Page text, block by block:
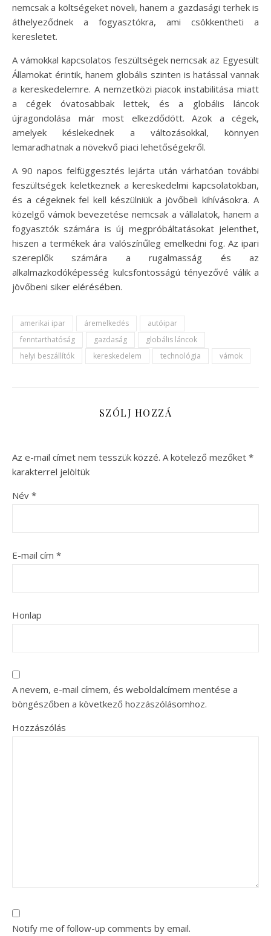
nemcsak a költségeket növeli, hanem a gazdasági terhek is
áthelyeződnek a fogyasztókra, ami csökkentheti a
keresletet.
A vámokkal kapcsolatos feszültségek nemcsak az Egyesült
Államokat érintik, hanem globális szinten is hatással vannak
a kereskedelemre. A nemzetközi piacok instabilitása miatt
a cégek óvatosabbak lettek, és a globális láncok
újragondolása már most elkezdődött. Azok a cégek,
amelyek késlekednek a változásokkal, könnyen
lemaradhatnak a növekvő piaci lehetőségekről.
A 90 napos felfüggesztés lejárta után várhatóan további
feszültségek keletkeznek a kereskedelmi kapcsolatokban,
és a cégeknek fel kell készülniük a jövőbeli kihívásokra. A
közelgő vámok bevezetése nemcsak a vállalatok, hanem a
fogyasztók számára is új megpróbáltatásokat jelenthet,
hiszen a termékek ára valószínűleg emelkedni fog. Az ipari
szereplők számára a rugalmasság és az
alkalmazkodóképesség kulcsfontosságú tényezővé válik a
jövőbeni siker elérésében.
amerikai ipar áremelkedés
autóipar
fenntarthatóság
gazdaság
globális láncok
helyi beszállítók
kereskedelem technológia vámok
SZÓLJ HOZZÁ
Az e-mail címet nem tesszük közzé. A kötelező mezőket *
karakterrel jelöltük
Név *
E-mail cím *
Honlap
A nevem, e-mail címem, és weboldalcímem mentése a
böngészőben a következő hozzászólásomhoz.
Hozzászólás
Notify me of follow-up comments by email.